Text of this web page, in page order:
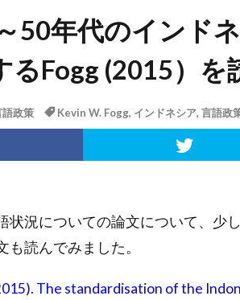
50年代のインド
るFogg (2015）を
語政策 Kevin W. Fogg, インドネシア, 言語政
状況についての論文について、少
も読んでみました。
The standardisation of the